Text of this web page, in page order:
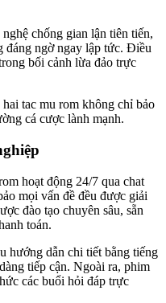
chống gian lận tiên tiến,
đáng ngờ ngay lập tức. Điều
bối cảnh lừa đảo trực
tac mu rom không chỉ bảo
cá cược lành mạnh.
hoạt động 24/7 qua chat
mọi vấn đề đều được giải
đào tạo chuyên sâu, sẵn
toán.
hướng dẫn chi tiết bằng tiếng
tiếp cận. Ngoài ra, phim
các buổi hỏi đáp trực